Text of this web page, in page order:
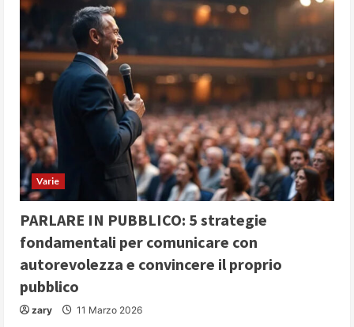
Varie
PARLARE IN PUBBLICO: 5 strategie
fondamentali per comunicare con
autorevolezza e convincere il proprio
pubblico
zary 11 Marzo 2026